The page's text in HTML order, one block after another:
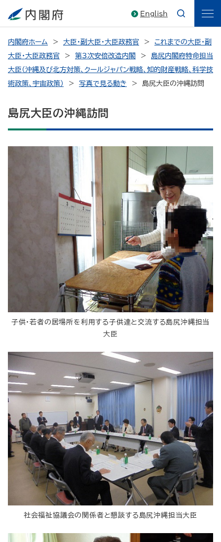
English
内閣府ホーム 大臣・副大臣・大臣政務官
これまでの大臣・副
大臣・大臣政務官
第3次安倍改造内閣
島尻内閣府特命担当
大臣（沖縄及び北方対策、クールジャパン戦略、知的財産戦略、科学技
術政策、宇宙政策）
写真で見る動き 島尻大臣の沖縄訪問
島尻大臣の沖縄訪問
子供・若者の居場所を利用する子供達と交流する島尻沖縄担当
大臣
社会福祉協議会の関係者と懇談する島尻沖縄担当大臣